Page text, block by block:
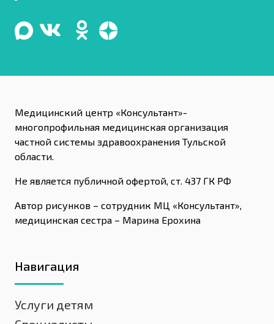
Медицинский центр «Консультант»-
многопрофильная медицинская организация
частной системы здравоохранения Тульской
области.
Не является публичной офертой, ст. 437 ГК РФ
Автор рисунков – сотрудник МЦ «Консультант»,
медицинская сестра – Марина Ерохина
Навигация
Услуги детям